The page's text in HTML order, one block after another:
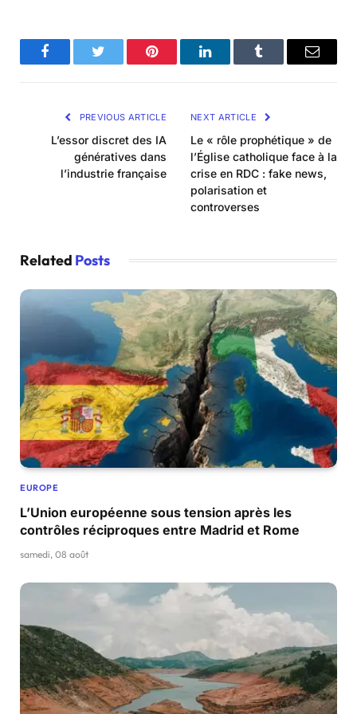
FacebookTwitter Pinterest LinkedInTumblr Email
PREVIOUS ARTICLE
L’essor discret des IA
génératives dans
l’industrie française
NEXT ARTICLE
Le « rôle prophétique » de
l’Église catholique face à la
crise en RDC : fake news,
polarisation et
controverses
Related Posts
EUROPE
L’Union européenne sous tension après les
contrôles réciproques entre Madrid et Rome
samedi, 08 août